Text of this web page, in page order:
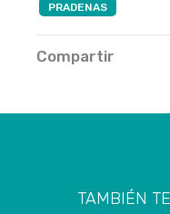
PRADENAS
Compartir
TAMBIÉN